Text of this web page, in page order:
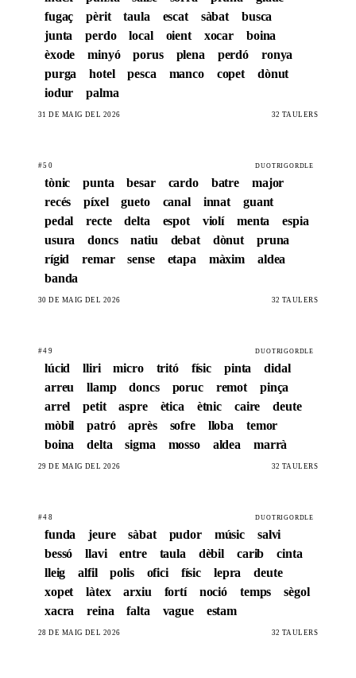
fugaç
pèrit taula escat sàbat
busca
junta
perdo local oient xocar
boina
èxode
minyó porus plena perdó
ronya
purga
hotel pesca manco copet
dònut
iodur
palma
31 DE MAIG DEL 2026 32 TAULERS
#50 DUOTRIGORDLE
tònic punta besar cardo batre
major
recés
píxel gueto canal innat
guant
pedal
recte delta espot violí menta
espia
usura
doncs natiu debat dònut
pruna
rígid
remar sense etapa màxim
aldea
banda
30 DE MAIG DEL 2026 32 TAULERS
#49 DUOTRIGORDLE
lúcid lliri micro tritó físic pinta
didal
arreu
llamp doncs poruc remot
pinça
arrel
petit aspre ètica ètnic caire
deute
mòbil
patró après sofre lloba
temor
boina
delta sigma mosso aldea marrà
29 DE MAIG DEL 2026 32 TAULERS
#48 DUOTRIGORDLE
funda jeure sàbat pudor músic
salvi
bessó
llavi entre taula dèbil carib
cinta
lleig
alfil polis ofici físic lepra
deute
xopet
làtex arxiu fortí noció temps
sègol
xacra
reina falta vague estam
28 DE MAIG DEL 2026 32 TAULERS